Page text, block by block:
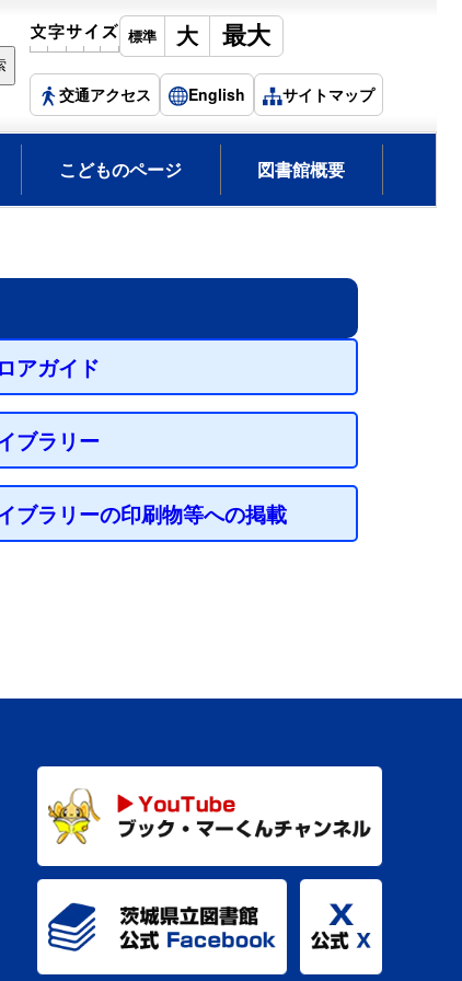
交通アクセス English サイトマップ
こどものページ 図書館概要
アガイド
ブラリー
ブラリーの印刷物等への掲載